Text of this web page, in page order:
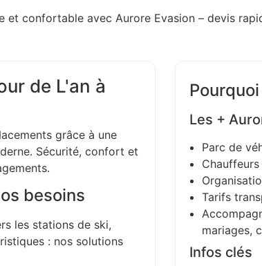
et confortable avec Aurore Evasion – devis
de L'an à
grâce à une
Sécurité, confort et
besoins
les stations de ski,
: nos solutions
Les +
Parc de
Tarifs
mariages,
Infos clés